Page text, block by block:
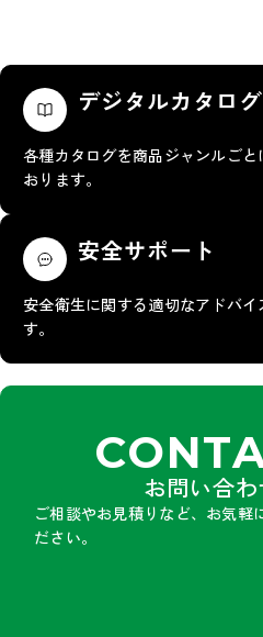
デジタルカタログ
各種カタログを商品ジャンルごと
おります。
安全サポート
安全衛生に関する適切なアドバイ
す。
お問い合わ
ご相談やお見積りなど、お気軽
ださい。